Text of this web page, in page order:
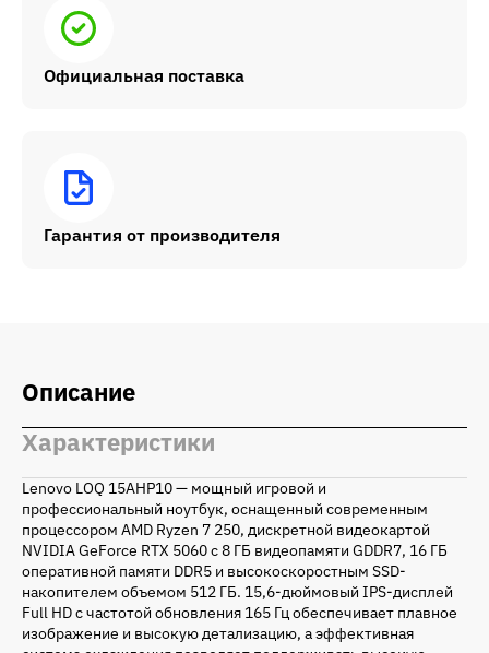
Официальная поставка
Гарантия от производителя
Описание
Характеристики
Lenovo LOQ 15AHP10 — мощный игровой и
профессиональный ноутбук, оснащенный современным
процессором AMD Ryzen 7 250, дискретной видеокартой
NVIDIA GeForce RTX 5060 с 8 ГБ видеопамяти GDDR7, 16 ГБ
оперативной памяти DDR5 и высокоскоростным SSD-
накопителем объемом 512 ГБ. 15,6-дюймовый IPS-дисплей
Full HD с частотой обновления 165 Гц обеспечивает плавное
изображение и высокую детализацию, а эффективная